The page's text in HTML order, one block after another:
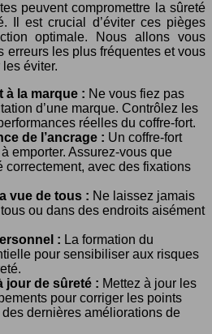
peuvent compromettre la sûreté
Il est crucial d’éviter ces pièges
optimale. Nous allons vous
erreurs les plus fréquentes et vous
éviter.
à la marque : Ne vous fiez pas
d’une marque. Contrôlez les
réelles du coffre-fort.
de l’ancrage : Un coffre-fort
emporter. Assurez-vous que
correctement, avec des fixations
vue de tous : Ne laissez jamais
ou dans des endroits aisément
: La formation du
pour sensibiliser aux risques
jour de sûreté : Mettez à jour les
pour corriger les points
dernières améliorations de